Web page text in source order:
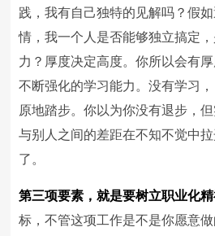
践，我有自己独特的见解吗？假
情，我一个人是否能够独立搞定
力？厚度决定高度。你所以会有
不断强化的学习能力。没有学习
原地踏步。你以为你没有退步，
与别人之间的差距在不知不觉中
了。
第三项要素，就是要树立职业化
标，不管这项工作是不是你愿意